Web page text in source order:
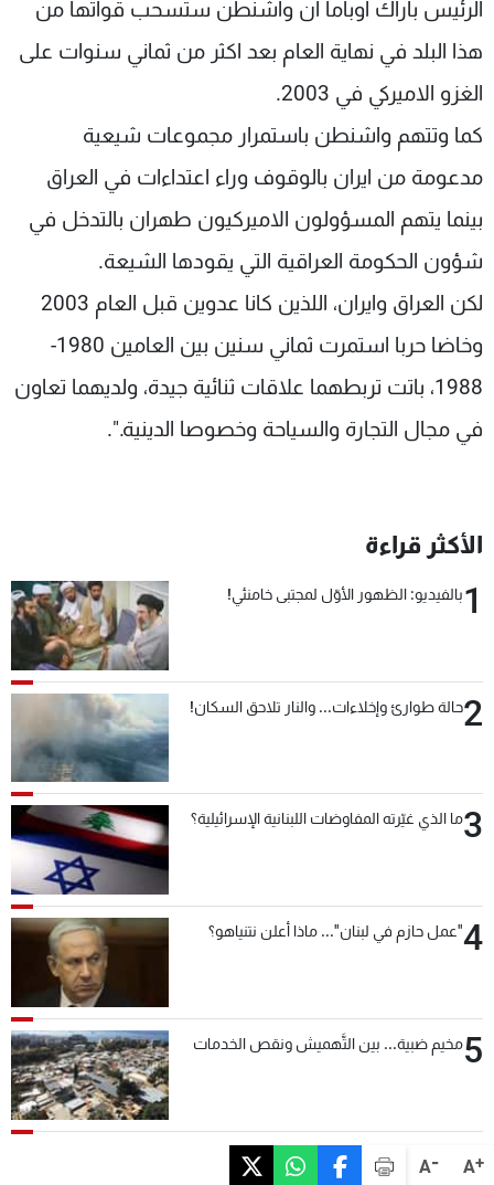
A+
A-
الرئيس باراك اوباما ان واشنطن ستسحب قواتها من
هذا البلد في نهاية العام بعد اكثر من ثماني سنوات على
الغزو الاميركي في 2003.
كما وتتهم واشنطن باستمرار مجموعات شيعية
مدعومة من ايران بالوقوف وراء اعتداءات في العراق
بينما يتهم المسؤولون الاميركيون طهران بالتدخل في
شؤون الحكومة العراقية التي يقودها الشيعة.
لكن العراق وايران، اللذين كانا عدوين قبل العام 2003
وخاضا حربا استمرت ثماني سنين بين العامين 1980-
1988، باتت تربطهما علاقات ثنائية جيدة، ولديهما تعاون
في مجال التجارة والسياحة وخصوصا الدينية.".
الأكثر قراءة
1بالفيديو: الظهور الأوّل لمجتبى خامنئي!
2حالة طوارئ وإخلاءات... والنار تلاحق السكان!
3ما الذي غيّرته المفاوضات اللبنانية الإسرائيلية؟
4"عمل حازم في لبنان"... ماذا أعلن نتنياهو؟
5مخيم ضبية... بين التَّهميش ونقص الخدمات